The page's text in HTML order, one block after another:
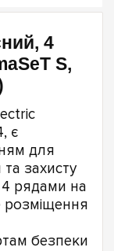
4
S,
є
для
та захисту
рядами на
розміщення
безпеки